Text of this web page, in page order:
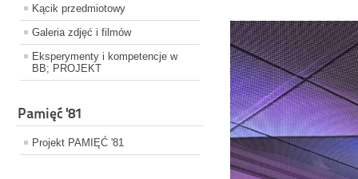
Kącik przedmiotowy
Galeria zdjęć i filmów
Eksperymenty i kompetencje w
BB; PROJEKT
Pamięć '81
Projekt PAMIĘĆ '81